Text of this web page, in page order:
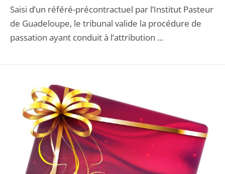
Saisi d’un référé-précontractuel par l’Institut Pasteur
de Guadeloupe, le tribunal valide la procédure de
passation ayant conduit à l’attribution ...